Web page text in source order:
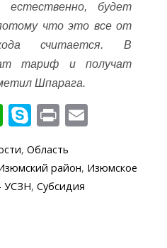
будет
что это все от
считается. В
тариф и получат
Шпарага.
W
at
s
S
k
y
p
Pr
t ai
, Область
район, Изюмское
УСЗН, Субсидия